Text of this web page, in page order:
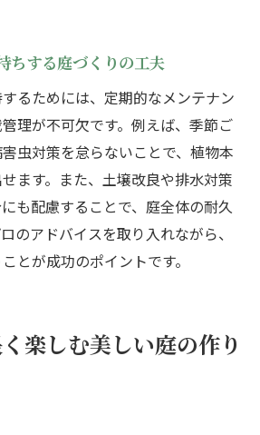
ちする庭づくりの工夫
るためには、定期的なメンテナン
理が不可欠です。例えば、季節ご
虫対策を怠らないことで、植物本
ます。また、土壌改良や排水対策
も配慮することで、庭全体の耐久
のアドバイスを取り入れながら、
とが成功のポイントです。
楽しむ美しい庭の作り